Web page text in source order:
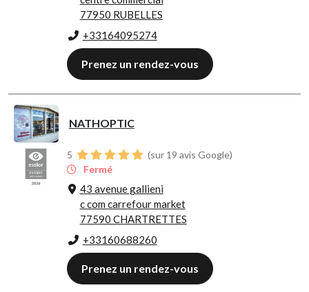
77950 RUBELLES
+33164095274
Prenez un rendez-vous
NATHOPTIC
5
(sur 19 avis Google)
Fermé
43 avenue gallieni
c com carrefour market
77590 CHARTRETTES
+33160688260
Prenez un rendez-vous